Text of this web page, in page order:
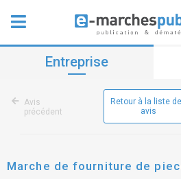
Entreprise
Avis
précédent
Retour à la liste
avis
Marche de fourniture de